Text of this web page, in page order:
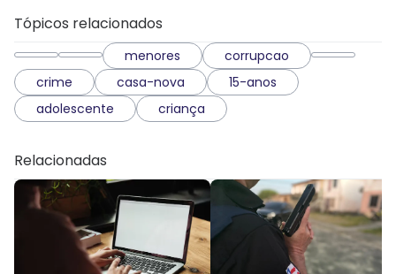
Tópicos relacionados
menores
corrupcao
crime
casa-nova
15-anos
adolescente
criança
Relacionadas